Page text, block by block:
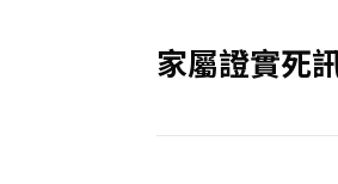
家屬證實死